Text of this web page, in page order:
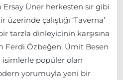
Üner herkesten sır gibi
çalıştığı ‘Taverna’
tarzla dinleyicinin karşısına
Ferdi Özbeğen, Ümit Besen
popüler olan
yorumuyla yeni bir